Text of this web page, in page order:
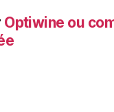
Optiwine ou